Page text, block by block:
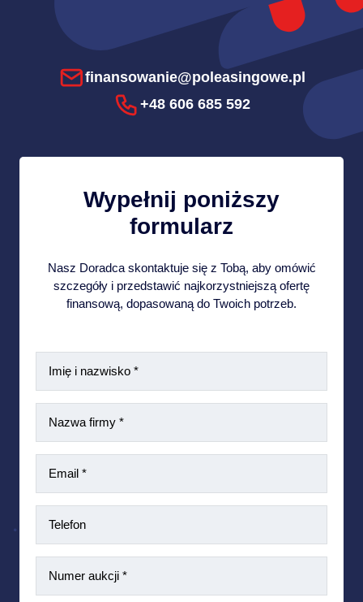
finansowanie@poleasingowe.pl
+48 606 685 592
Wypełnij poniższy
formularz
Nasz Doradca skontaktuje się z Tobą, aby omówić
szczegóły i przedstawić najkorzystniejszą ofertę
finansową, dopasowaną do Twoich potrzeb.